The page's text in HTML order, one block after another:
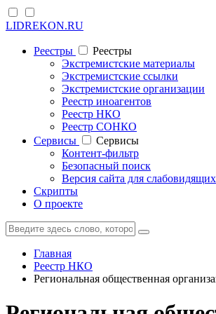
LIDREKON.RU
Реестры
Реестры
Экстремистские материалы
Экстремистские ссылки
Экстремистские организации
Реестр иноагентов
Реестр НКО
Реестр СОНКО
Cервисы
Cервисы
Контент-фильтр
Безопасный поиск
Версия сайта для слабовидящих
Скрипты
О проекте
Главная
Реестр НКО
Региональная общественная